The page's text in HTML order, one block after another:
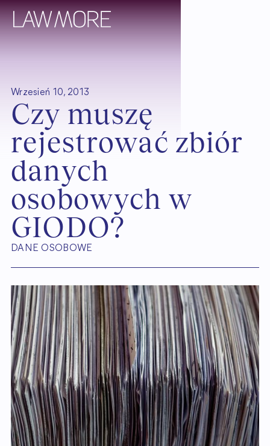
Wrzesień 10, 2013
Czy muszę
rejestrować zbiór
danych
osobowych w
GIODO?
DANE OSOBOWE